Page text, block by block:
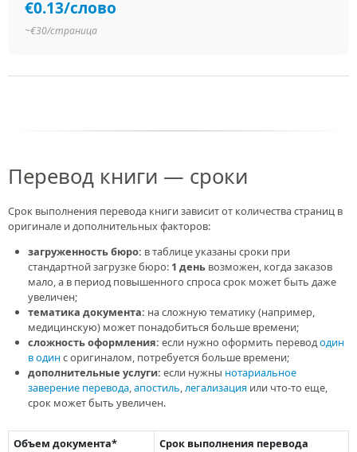
€0.13/слово
~€30/страница
Перевод книги — сроки
Срок выполнения перевода книги зависит от количества страниц в
оригинале и дополнительных факторов:
загруженность бюро: в таблице указаны сроки при
стандартной загрузке бюро: 1 день возможен, когда заказов
мало, а в период повышенного спроса срок может быть даже
увеличен;
тематика документа: на сложную тематику (например,
медицинскую) может понадобиться больше времени;
сложность оформления: если нужно оформить перевододин
в один с оригиналом, потребуется больше времени;
дополнительные услуги: если нужны нотариальное
заверение перевода ,апостиль легализация или что-то еще,
срок может быть увеличен.
Объем документа*
Срок выполнения перевода